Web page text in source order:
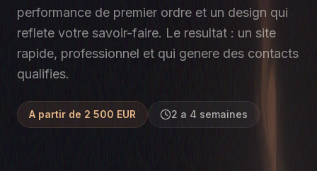
performance de premier ordre et un design qui
reflete votre savoir-faire. Le resultat : un site
rapide, professionnel et qui genere des contacts
qualifies.
A partir de 2 500 EUR 2 a 4 semaines